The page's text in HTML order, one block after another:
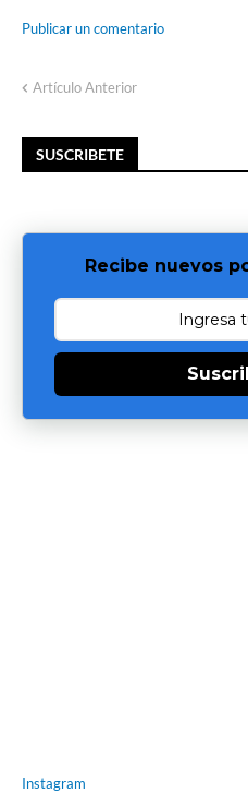
Publicar un comentario
Artículo Anterior
SUSCRIBETE
Recibe nuevos
Instagram